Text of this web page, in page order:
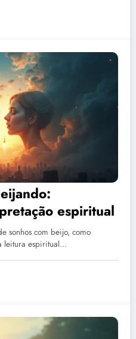
espiritual
sonhos com beijo, como
leitura espiritual…